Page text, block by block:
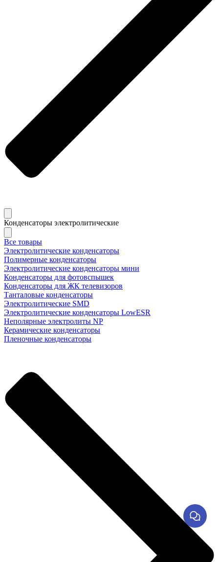
Конденсаторы электролитические
Все товары
Электролитические конденсаторы
Полимерные конденсаторы
Электролитические конденсаторы мини
Конденсаторы для фотовспышек
Конденсаторы для ЖК телевизоров
Танталовые конденсаторы
Электролитические SMD
Электролитические конденсаторы LowESR
Неполярные электролиты NP
Керамические конденсаторы
Пленочные конденсаторы